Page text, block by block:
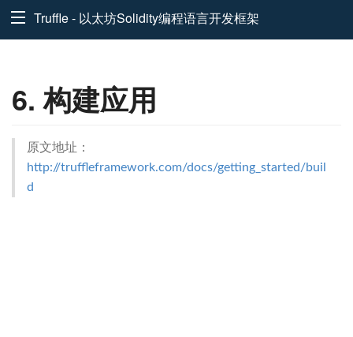
Truffle - 以太坊Solidity编程语言开发框架
6. 构建应用
原文地址：
http://truffleframework.com/docs/getting_started/buil
d